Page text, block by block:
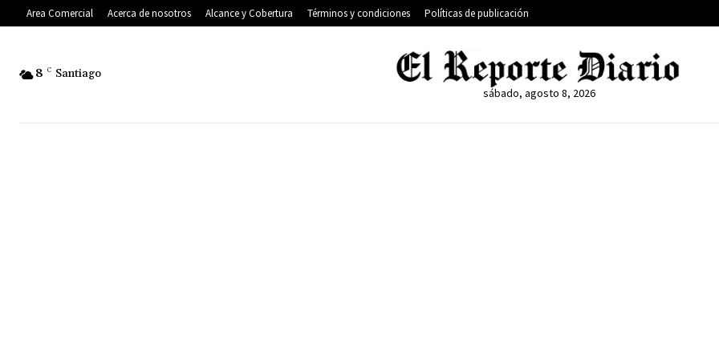
Area Comercial Acerca de nosotros Alcance y Cobertura Términos y condiciones Políticas de publicación
8 C Santiago
sábado, agosto 8, 2026